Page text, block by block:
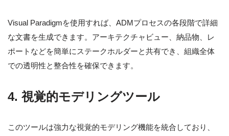
Visual Paradigmを使用すれば、ADMプロセスの各段階で詳細
な文書を生成できます。アーキテクチャビュー、納品物、レ
ポートなどを簡単にステークホルダーと共有でき、組織全体
での透明性と整合性を確保できます。
4. 視覚的モデリングツール
このツールは強力な視覚的モデリング機能を統合しており、